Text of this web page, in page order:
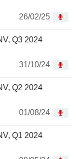
26/02/25
Q3 2024
31/10/24
Q2 2024
01/08/24
Q1 2024